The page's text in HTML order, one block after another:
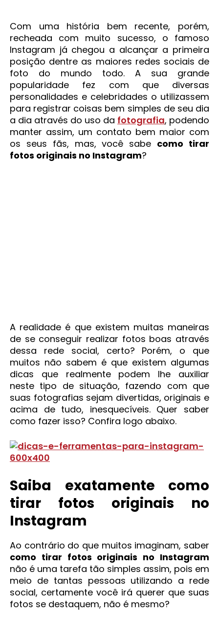
Com uma história bem recente, porém,
recheada com muito sucesso, o famoso
Instagram já chegou a alcançar a primeira
posição dentre as maiores redes sociais de
foto do mundo todo. A sua grande
popularidade fez com que diversas
personalidades e celebridades o utilizassem
para registrar coisas bem simples de seu dia
a dia através do uso da fotografia, podendo
manter assim, um contato bem maior com
os seus fãs, mas, você sabe como tirar
fotos originais no Instagram?
A realidade é que existem muitas maneiras
de se conseguir realizar fotos boas através
dessa rede social, certo? Porém, o que
muitos não sabem é que existem algumas
dicas que realmente podem lhe auxiliar
neste tipo de situação, fazendo com que
suas fotografias sejam divertidas, originais e
acima de tudo, inesquecíveis. Quer saber
como fazer isso? Confira logo abaixo.
Saiba exatamente como
tirar fotos originais no
Instagram
Ao contrário do que muitos imaginam, saber
como tirar fotos originais no Instagram
não é uma tarefa tão simples assim, pois em
meio de tantas pessoas utilizando a rede
social, certamente você irá querer que suas
fotos se destaquem, não é mesmo?